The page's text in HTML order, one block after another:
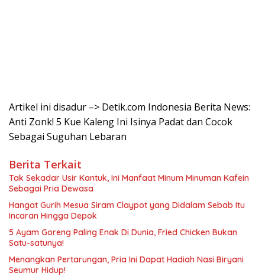
Artikel ini disadur –> Detik.com Indonesia Berita News:
Anti Zonk! 5 Kue Kaleng Ini Isinya Padat dan Cocok
Sebagai Suguhan Lebaran
Berita Terkait
Tak Sekadar Usir Kantuk, Ini Manfaat Minum Minuman Kafein
Sebagai Pria Dewasa
Hangat Gurih Mesua Siram Claypot yang Didalam Sebab Itu
Incaran Hingga Depok
5 Ayam Goreng Paling Enak Di Dunia, Fried Chicken Bukan
Satu-satunya!
Menangkan Pertarungan, Pria Ini Dapat Hadiah Nasi Biryani
Seumur Hidup!